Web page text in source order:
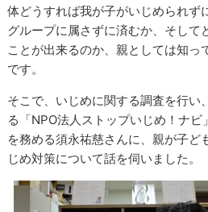
体どうすれば我が子がいじめられず
グループに属さずに済むか、そして
ことが出来るのか、親としては知っ
です。
そこで、いじめに関する調査を行い
る「NPO法人ストップいじめ！ナ
を務める須永祐慈さんに、親が子ど
じめ対策について話を伺いました。